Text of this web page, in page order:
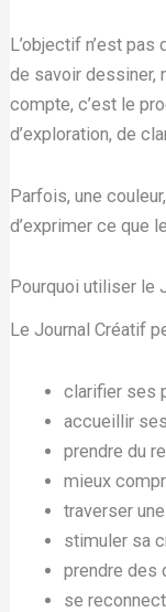
L’objectif n’est pas
de savoir dessiner,
compte, c’est le
d’exploration, de
Parfois, une
d’exprimer ce que
Pourquoi utiliser le
Le Journal Créatif
clarifier ses
accueillir
prendre du
mieux
traverser
stimuler sa
prendre des
se